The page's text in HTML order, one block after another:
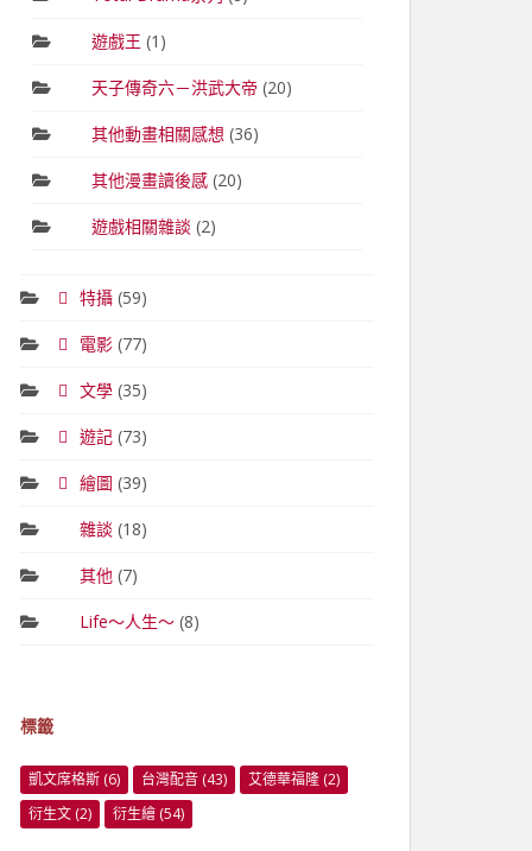
遊戲王 (1)
天子傳奇六－洪武大帝 (20)
其他動畫相關感想 (36)
其他漫畫讀後感(20)
遊戲相關雜談 (2)
特攝(59)
電影(77)
文學(35)
遊記(73)
繪圖 (39)
雜談 (18)
其他(7)
Life～人生～(8)
標籤
凱文席格斯 (6) 台灣配音 (43) 艾德華福隆 (2)
衍生文 (2) 衍生繪 (54)